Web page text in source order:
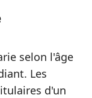
selon l'âge
Les
d'un